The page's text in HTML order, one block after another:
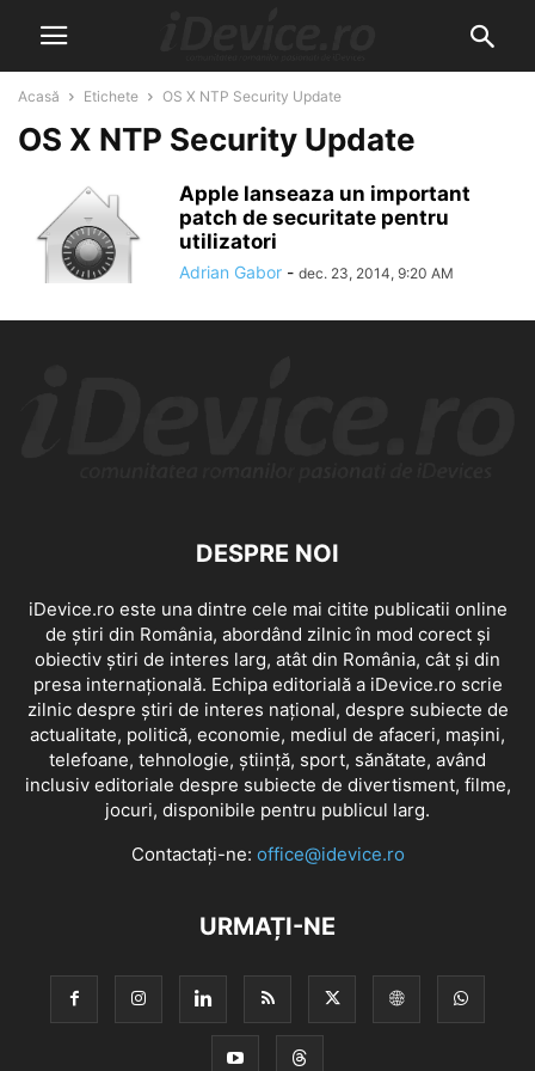
Acasă Etichete OS X NTP Security Update
OS X NTP Security Update
Apple lanseaza un important
patch de securitate pentru
utilizatori
Adrian Gabor - dec. 23, 2014, 9:20 AM
DESPRE NOI
iDevice.ro este una dintre cele mai citite publicatii online
de știri din România, abordând zilnic în mod corect și
obiectiv știri de interes larg, atât din România, cât și din
presa internațională. Echipa editorială a iDevice.ro scrie
zilnic despre știri de interes național, despre subiecte de
actualitate, politică, economie, mediul de afaceri, mașini,
telefoane, tehnologie, știință, sport, sănătate, având
inclusiv editoriale despre subiecte de divertisment, filme,
jocuri, disponibile pentru publicul larg.
Contactați-ne: office@idevice.ro
URMAȚI-NE